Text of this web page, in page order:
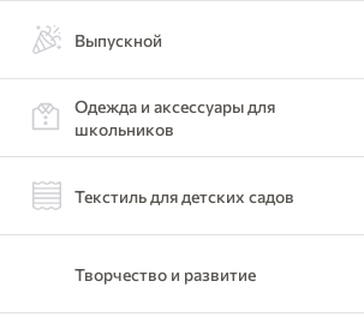
Выпускной
Одежда и аксессуары для
школьников
Текстиль для детских садов
Творчество и развитие